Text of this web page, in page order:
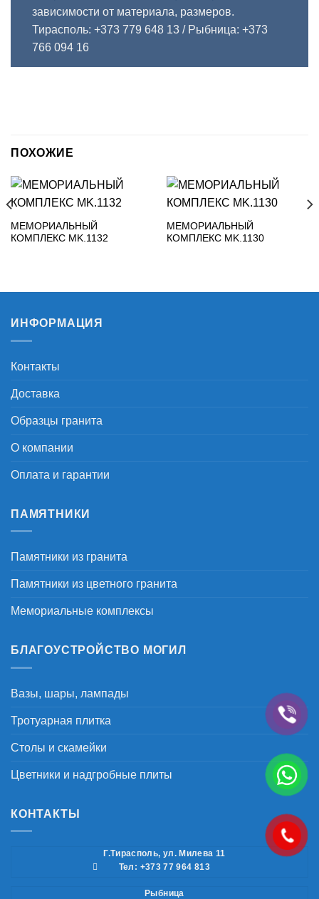
зависимости от материала, размеров.
Тирасполь: +373 779 648 13 / Рыбница: +373
766 094 16
ПОХОЖИЕ
МЕМОРИАЛЬНЫЙ
КОМПЛЕКС MK.1132
МЕМОРИАЛЬНЫЙ
КОМПЛЕКС MK.1130
ИНФОРМАЦИЯ
Контакты
Доставка
Образцы гранита
О компании
Оплата и гарантии
ПАМЯТНИКИ
Памятники из гранита
Памятники из цветного гранита
Мемориальные комплексы
БЛАГОУСТРОЙСТВО МОГИЛ
Вазы, шары, лампады
Тротуарная плитка
Столы и скамейки
Цветники и надгробные плиты
КОНТАКТЫ
Г.Тирасполь, ул. Милева 11
Тел: +373 77 964 813
Рыбница